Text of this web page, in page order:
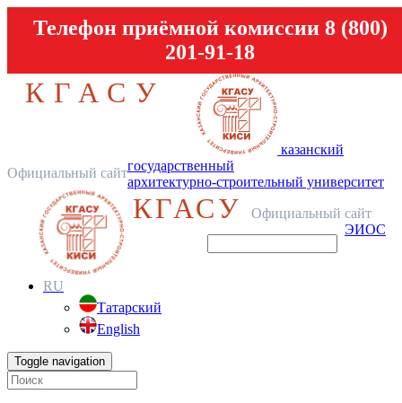
Телефон приёмной комиссии 8 (800)
201-91-18
КГАСУ
Официальный сайт
казанский
государственный
архитектурно-строительный университет
КГАСУ
Официальный сайт
ЭИОС
RU
Татарский
English
Toggle navigation